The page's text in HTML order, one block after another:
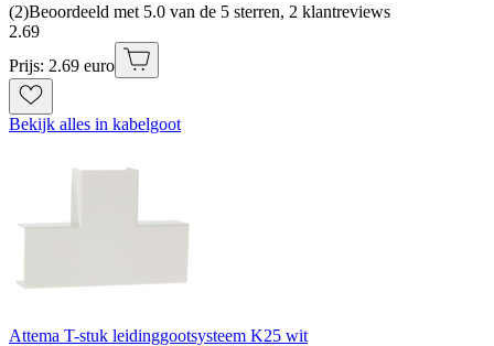
(2)Beoordeeld met 5.0 van de 5 sterren, 2 klantreviews
2.69
Prijs: 2.69 euro
Bekijk alles in kabelgoot
Attema T-stuk leidinggootsysteem K25 wit